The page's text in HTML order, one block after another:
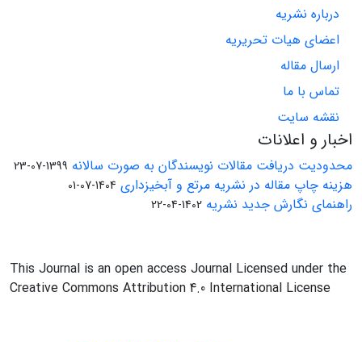
درباره نشریه
اعضای هیات تحریریه
ارسال مقاله
تماس با ما
نقشه سایت
اخبار و اعلانات
محدودیت دریافت مقالات نویسندگان به صورت سالانه 1399-07-23
هزینه چاپ مقاله در نشریه مرتع و آبخیزداری 1404-07-01
راهنمای نگارش جدید نشریه 1402-04-22
This Journal is an open access Journal Licensed under the
Creative Commons Attribution 4.0 International License